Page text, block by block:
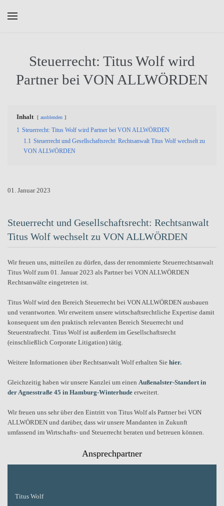
Steuerrecht: Titus Wolf wird
Partner bei VON ALLWÖRDEN
Inhalt ausblenden
1 Steuerrecht: Titus Wolf wird Partner bei VON ALLWÖRDEN
1.1 Steuerrecht und Gesellschaftsrecht: Rechtsanwalt Titus Wolf wechselt zu
VON ALLWÖRDEN
01. Januar 2023
Steuerrecht und Gesellschaftsrecht: Rechtsanwalt
Titus Wolf wechselt zu VON ALLWÖRDEN
Wir freuen uns, mitteilen zu dürfen, dass der renommierte Steuerrechtsanwalt
Titus Wolf zum 01. Januar 2023 als Partner bei VON ALLWÖRDEN
Rechtsanwälte eingetreten ist.
Titus Wolf wird den Bereich Steuerrecht bei VON ALLWÖRDEN ausbauen
und verantworten. Wir erweitern unsere wirtschaftsrechtliche Expertise damit
konsequent um den praktisch relevanten Bereich Steuerrecht und
Steuerstrafrecht. Titus Wolf ist außerdem im Gesellschaftsrecht
(einschließlich Corporate Litigation) tätig.
Weitere Informationen über Rechtsanwalt Wolf erhalten Sie hier.
Gleichzeitig haben wir unsere Kanzlei um einen Außenalster-Standort in
der Agnesstraße 45 in Hamburg-Winterhude erweitert.
Wir freuen uns sehr über den Eintritt von Titus Wolf als Partner bei VON
ALLWÖRDEN und darüber, dass wir unsere Mandanten in Zukunft
umfassend im Wirtschafts- und Steuerrecht beraten und betreuen können.
Ansprechpartner
Titus Wolf